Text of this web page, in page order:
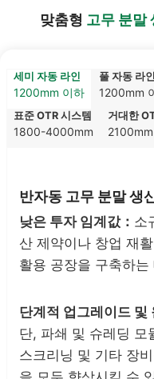
맞춤형 고무 분말
세미 자동 라인
1200mm 이하
풀 자동 라
1200mm
표준 OTR 시스템
1800-4000mm
거대한
반자동 고무 분말 생
낮은 투자 임계값： 소
산 제약이나 창업 재
활용 공장을 구축하는
단계적 업그레이드 및
단, 파쇄 및 슈레딩 모
스크리닝 및 기타 장